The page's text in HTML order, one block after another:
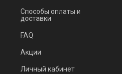
Способы оплаты и
доставки
FAQ
Акции
Личный кабинет